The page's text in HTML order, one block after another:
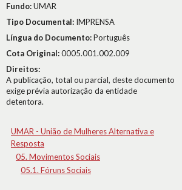
Fundo:UMAR
Tipo Documental: IMPRENSA
Língua do Documento:Português
Cota Original:0005.001.002.009
Direitos:
A publicação, total ou parcial, deste documento
exige prévia autorização da entidade
detentora.
UMAR - União de Mulheres Alternativa e
Resposta
05. Movimentos Sociais
05.1. Fóruns Sociais